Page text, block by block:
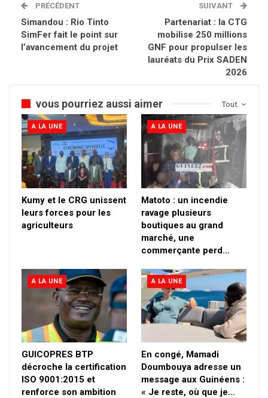
PRÉCÉDENT
Simandou : Rio Tinto
SimFer fait le point sur
l’avancement du projet
SUIVANT
Partenariat : la CTG
mobilise 250 millions
GNF pour propulser les
lauréats du Prix SADEN
2026
Tout
vous pourriez aussi aimer
A LA UNE
Kumy et le CRG unissent
leurs forces pour les
agriculteurs
A LA UNE
Matoto : un incendie
ravage plusieurs
boutiques au grand
marché, une
commerçante perd…
A LA UNE
GUICOPRES BTP
décroche la certification
ISO 9001:2015 et
renforce son ambition
A LA UNE
En congé, Mamadi
Doumbouya adresse un
message aux Guinéens :
« Je reste, où que je…